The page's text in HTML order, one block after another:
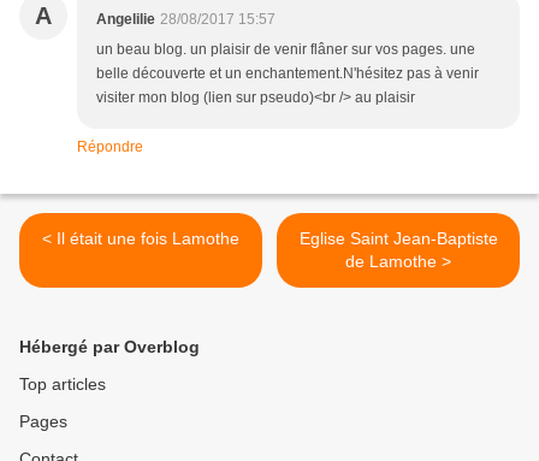
A Angelilie 28/08/2017 15:57
un beau blog. un plaisir de venir flâner sur vos pages. une
belle découverte et un enchantement.N'hésitez pas à venir
visiter mon blog (lien sur pseudo)<br /> au plaisir
Répondre
< Il était une fois Lamothe
Eglise Saint Jean-Baptiste
de Lamothe >
Hébergé par Overblog
Top articles
Pages